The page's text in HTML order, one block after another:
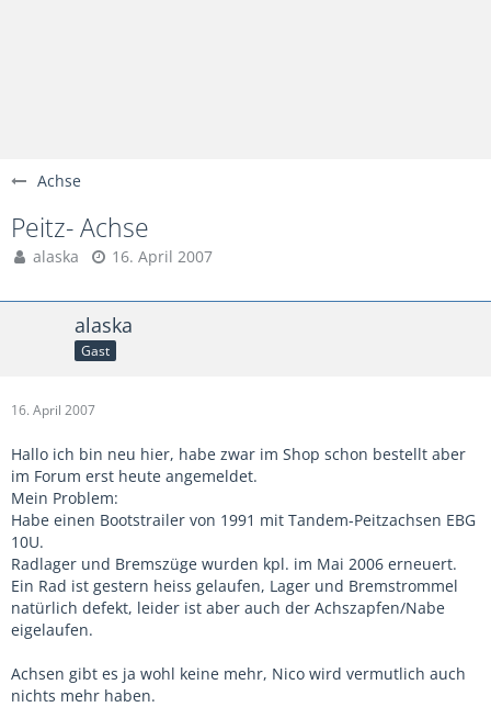
Achse
Peitz- Achse
alaska 16. April 2007
alaska
Gast
16. April 2007
Hallo ich bin neu hier, habe zwar im Shop schon bestellt aber
im Forum erst heute angemeldet.
Mein Problem:
Habe einen Bootstrailer von 1991 mit Tandem-Peitzachsen EBG
10U.
Radlager und Bremszüge wurden kpl. im Mai 2006 erneuert.
Ein Rad ist gestern heiss gelaufen, Lager und Bremstrommel
natürlich defekt, leider ist aber auch der Achszapfen/Nabe
eigelaufen.
Achsen gibt es ja wohl keine mehr, Nico wird vermutlich auch
nichts mehr haben.